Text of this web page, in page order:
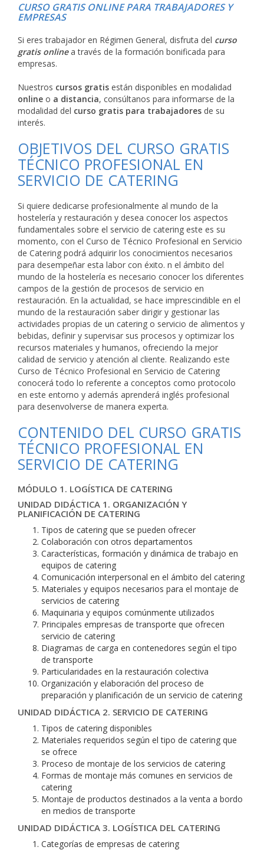
CURSO GRATIS ONLINE PARA TRABAJADORES Y
EMPRESAS
Si eres trabajador en Régimen General, disfruta del curso
gratis onlinea través de la formación bonificada para
empresas.
Nuestros cursos gratis están disponibles en modalidad
online o a distancia, consúltanos para informarse de la
modalidad del curso gratis para trabajadores de su
interés.
OBJETIVOS DEL CURSO GRATIS
TÉCNICO PROFESIONAL EN
SERVICIO DE CATERING
Si quiere dedicarse profesionalmente al mundo de la
hostelería y restauración y desea conocer los aspectos
fundamentales sobre el servicio de catering este es su
momento, con el Curso de Técnico Profesional en Servicio
de Catering podrá adquirir los conocimientos necesarios
para desempeñar esta labor con éxito. n el ámbito del
mundo de la hostelería es necesario conocer los diferentes
campos de la gestión de procesos de servicio en
restauración. En la actualidad, se hace imprescindible en el
mundo de la restauración saber dirigir y gestionar las
actividades propias de un catering o servicio de alimentos y
bebidas, definir y supervisar sus procesos y optimizar los
recursos materiales y humanos, ofreciendo la mejor
calidad de servicio y atención al cliente. Realizando este
Curso de Técnico Profesional en Servicio de Catering
conocerá todo lo referente a conceptos como protocolo
en este entorno y además aprenderá inglés profesional
para desenvolverse de manera experta.
CONTENIDO DEL CURSO GRATIS
TÉCNICO PROFESIONAL EN
SERVICIO DE CATERING
MÓDULO 1. LOGÍSTICA DE CATERING
UNIDAD DIDÁCTICA 1. ORGANIZACIÓN Y
PLANIFICACIÓN DE CATERING
Tipos de catering que se pueden ofrecer
Colaboración con otros departamentos
Características, formación y dinámica de trabajo en
equipos de catering
Comunicación interpersonal en el ámbito del catering
Materiales y equipos necesarios para el montaje de
servicios de catering
Maquinaria y equipos comúnmente utilizados
Principales empresas de transporte que ofrecen
servicio de catering
Diagramas de carga en contenedores según el tipo
de transporte
Particularidades en la restauración colectiva
Organización y elaboración del proceso de
preparación y planificación de un servicio de catering
UNIDAD DIDÁCTICA 2. SERVICIO DE CATERING
Tipos de catering disponibles
Materiales requeridos según el tipo de catering que
se ofrece
Proceso de montaje de los servicios de catering
Formas de montaje más comunes en servicios de
catering
Montaje de productos destinados a la venta a bordo
en medios de transporte
UNIDAD DIDÁCTICA 3. LOGÍSTICA DEL CATERING
Categorías de empresas de catering